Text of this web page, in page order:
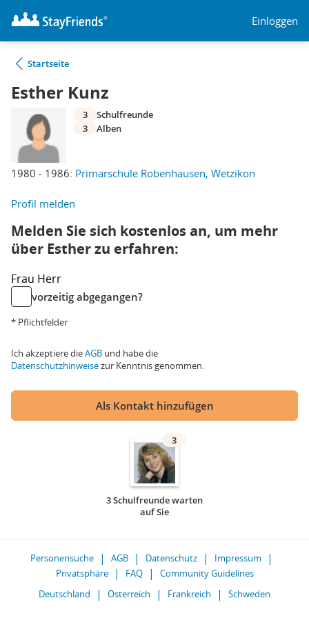
Einloggen
Startseite
Esther Kunz
1980 - 1986: Primarschule Robenhausen, Wetzikon
3
Schulfreunde
3
Alben
Profil melden
Melden Sie sich kostenlos an, um mehr
über Esther zu erfahren:
Frau Herr
vorzeitig abgegangen?
* Pflichtfelder
Ich akzeptiere dieAGB und habe die
Datenschutzhinweisezur Kenntnis genommen.
Als Kontakt hinzufügen
3
3 Schulfreunde warten
auf Sie
Personensuche AGB Datenschutz
Impressum
Privatsphäre
FAQ
Community Guidelines
Deutschland
Österreich Frankreich Schweden